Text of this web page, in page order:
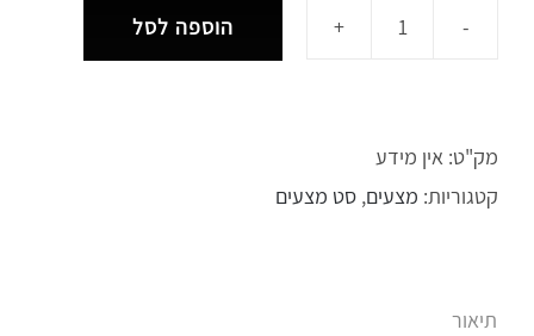
הוספה לסל
מק"ט: אין מידע
קטגוריות: מצעים, סט מצעים
תיאור